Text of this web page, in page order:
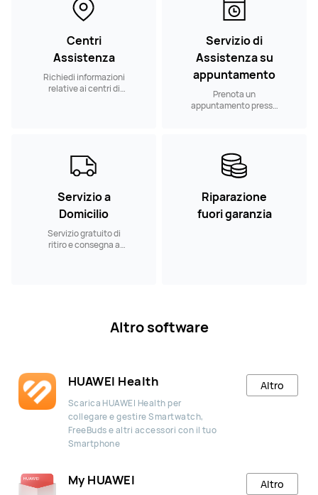
Centri
Assistenza
Richiedi informazioni
relative ai centri di
Servizio di
Assistenza su
appuntamento
Prenota un
appuntamento presso
Servizio a
Domicilio
Servizio gratuito di
ritiro e consegna a
Riparazione
fuori garanzia
Altro software
HUAWEI Health
Scarica HUAWEI Health per
collegare e gestire Smartwatch,
FreeBuds e altri accessori con il tuo
Smartphone
Altro
My HUAWEI Altro